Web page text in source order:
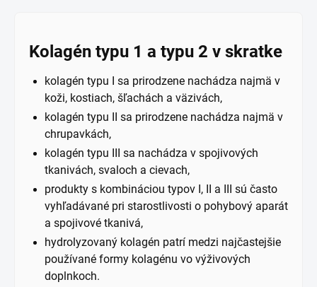
Kolagén typu 1 a typu 2 v skratke
kolagén typu I sa prirodzene nachádza najmä v
koži, kostiach, šľachách a väzivách,
kolagén typu II sa prirodzene nachádza najmä v
chrupavkách,
kolagén typu III sa nachádza v spojivových
tkanivách, svaloch a cievach,
produkty s kombináciou typov I, II a III sú často
vyhľadávané pri starostlivosti o pohybový aparát
a spojivové tkanivá,
hydrolyzovaný kolagén patrí medzi najčastejšie
používané formy kolagénu vo výživových
doplnkoch.